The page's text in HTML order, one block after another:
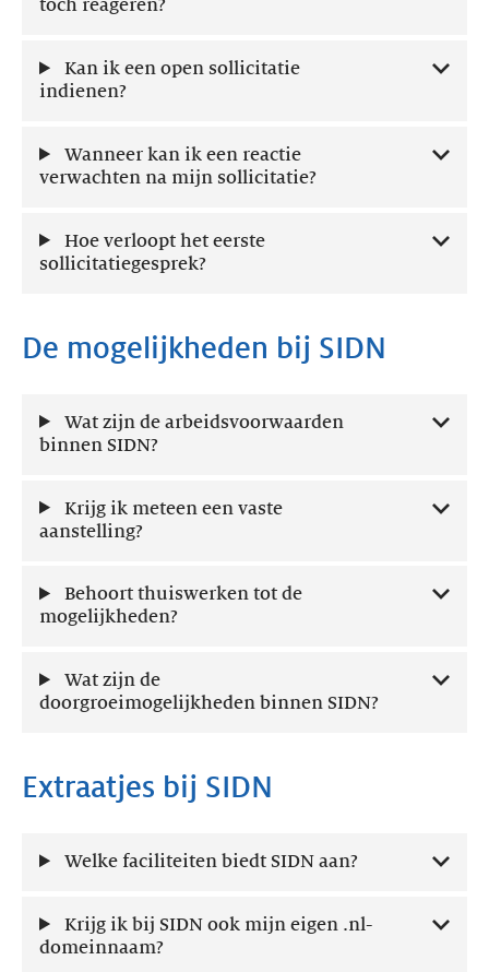
toch reageren?
Kan ik een open sollicitatie
indienen?
Wanneer kan ik een reactie
verwachten na mijn sollicitatie?
Hoe verloopt het eerste
sollicitatiegesprek?
De mogelijkheden bij SIDN
Wat zijn de arbeidsvoorwaarden
binnen SIDN?
Krijg ik meteen een vaste
aanstelling?
Behoort thuiswerken tot de
mogelijkheden?
Wat zijn de
doorgroeimogelijkheden binnen SIDN?
Extraatjes bij SIDN
Welke faciliteiten biedt SIDN aan?
Krijg ik bij SIDN ook mijn eigen .nl-
domeinnaam?